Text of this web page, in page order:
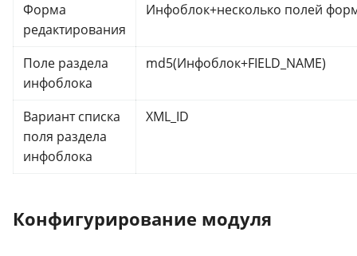
Форма
редактирования
Инфоблок+несколько полей
Поле раздела
инфоблока
md5(Инфоблок+FIELD_NAME)
Вариант списка
поля раздела
инфоблока
XML_ID
Конфигурирование модуля